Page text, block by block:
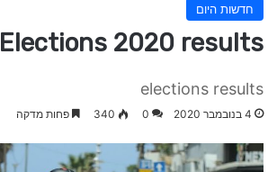
חדשות היום
Elections 2020 results
elections results
4 בנובמבר 2020 0
340 פחות מדקה